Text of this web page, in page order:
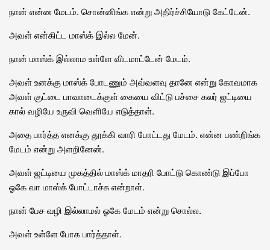
நான் என்ன மேடம். சொன்னிங்க என்று அதிர்ச்சியோடு கேட்டேன்.
அவள் என்கிட்ட மாஸ்க் இல்ல மேன்.
நான் மாஸ்க் இல்லாம உள்ளே விடமாட்டேன் மேடம்.
அவள் உனக்கு மாஸ்க் போடணும் அவ்வளவு தானே என்று கோவமாக
அவள் குட்டை பாவாடைக்குள் கையை விட்டு பச்சை கலர் ஜட்டியை
கால் வழியே உருவி வெளியே எடுத்தாள்.
அதை பார்த்த எனக்கு தூக்கி வாரி போட்டது மேடம். என்ன பண்றிங்க
மேடம் என்று அளறினேன்.
அவள் ஜட்டியை முகத்தில் மாஸ்க் மாதரி போட்டு கொண்டு இப்போ
ஓகே வா மாஸ்க் போட்டாச்சு என்றாள்.
நான் பேச வழி இல்லாமல் ஓகே மேடம் என்று சொல்ல.
அவள் உள்ளே போக பார்த்தாள்.